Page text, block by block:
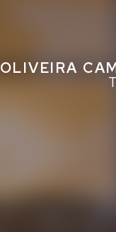
OLIVEIRA